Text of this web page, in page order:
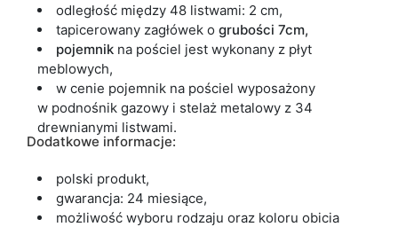
odległość między 48 listwami: 2 cm,
tapicerowany zagłówek o grubości 7cm,
pojemnik na pościel jest wykonany z płyt
meblowych,
w cenie pojemnik na pościel wyposażony
w podnośnik gazowy i stelaż metalowy z 34
drewnianymi listwami.
Dodatkowe informacje:
polski produkt,
gwarancja: 24 miesiące,
możliwość wyboru rodzaju oraz koloru obicia